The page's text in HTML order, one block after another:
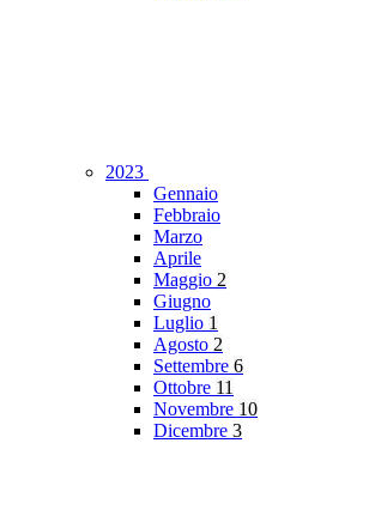
2023
Gennaio
Febbraio
Marzo
Aprile
Maggio 2
Giugno
Luglio 1
Agosto 2
Settembre 6
Ottobre 11
Novembre 10
Dicembre 3